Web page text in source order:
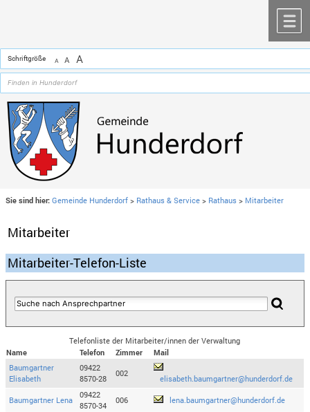
Schriftgröße A A A
Sie sind hier: Gemeinde Hunderdorf > Rathaus & Service > Rathaus > Mitarbeiter
Mitarbeiter
Mitarbeiter-Telefon-Liste
Telefonliste der Mitarbeiter/innen der Verwaltung
Name
Telefon Zimmer
Mail
Baumgartner
Elisabeth
09422
8570-28
002
elisabeth.baumgartner@hunderdorf.de
Baumgartner Lena
09422
8570-34
006 lena.baumgartner@hunderdorf.de